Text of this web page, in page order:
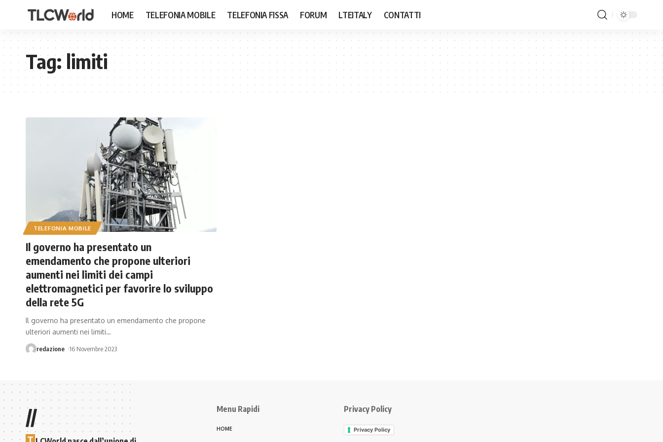
HOME TELEFONIA MOBILE TELEFONIA FISSA FORUM LTEITALY CONTATTI
Tag:limiti
TELEFONIA MOBILE
Il governo ha presentato un
emendamento che propone ulteriori
aumenti nei limiti dei campi
elettromagnetici per favorire lo sviluppo
della rete 5G
Il governo ha presentato un emendamento che propone
ulteriori aumenti nei limiti…
redazione 16 Novembre 2023
// Menu Rapidi
HOME
Privacy Policy
Privacy Policy